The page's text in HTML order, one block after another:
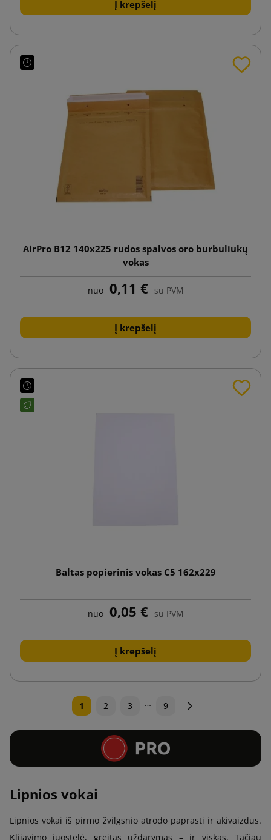
Į krepšelį
AirPro B12 140x225 rudos spalvos oro burbuliukų
vokas
nuo 0,11 € su PVM
Į krepšelį
Baltas popierinis vokas C5 162x229
nuo 0,05 € su PVM
Į krepšelį
1 2 3 … 9
Lipnios vokai
Lipnios vokai iš pirmo žvilgsnio atrodo paprasti ir akivaizdūs.
Klijavimo juostelė, greitas uždarymas – ir viskas. Tačiau